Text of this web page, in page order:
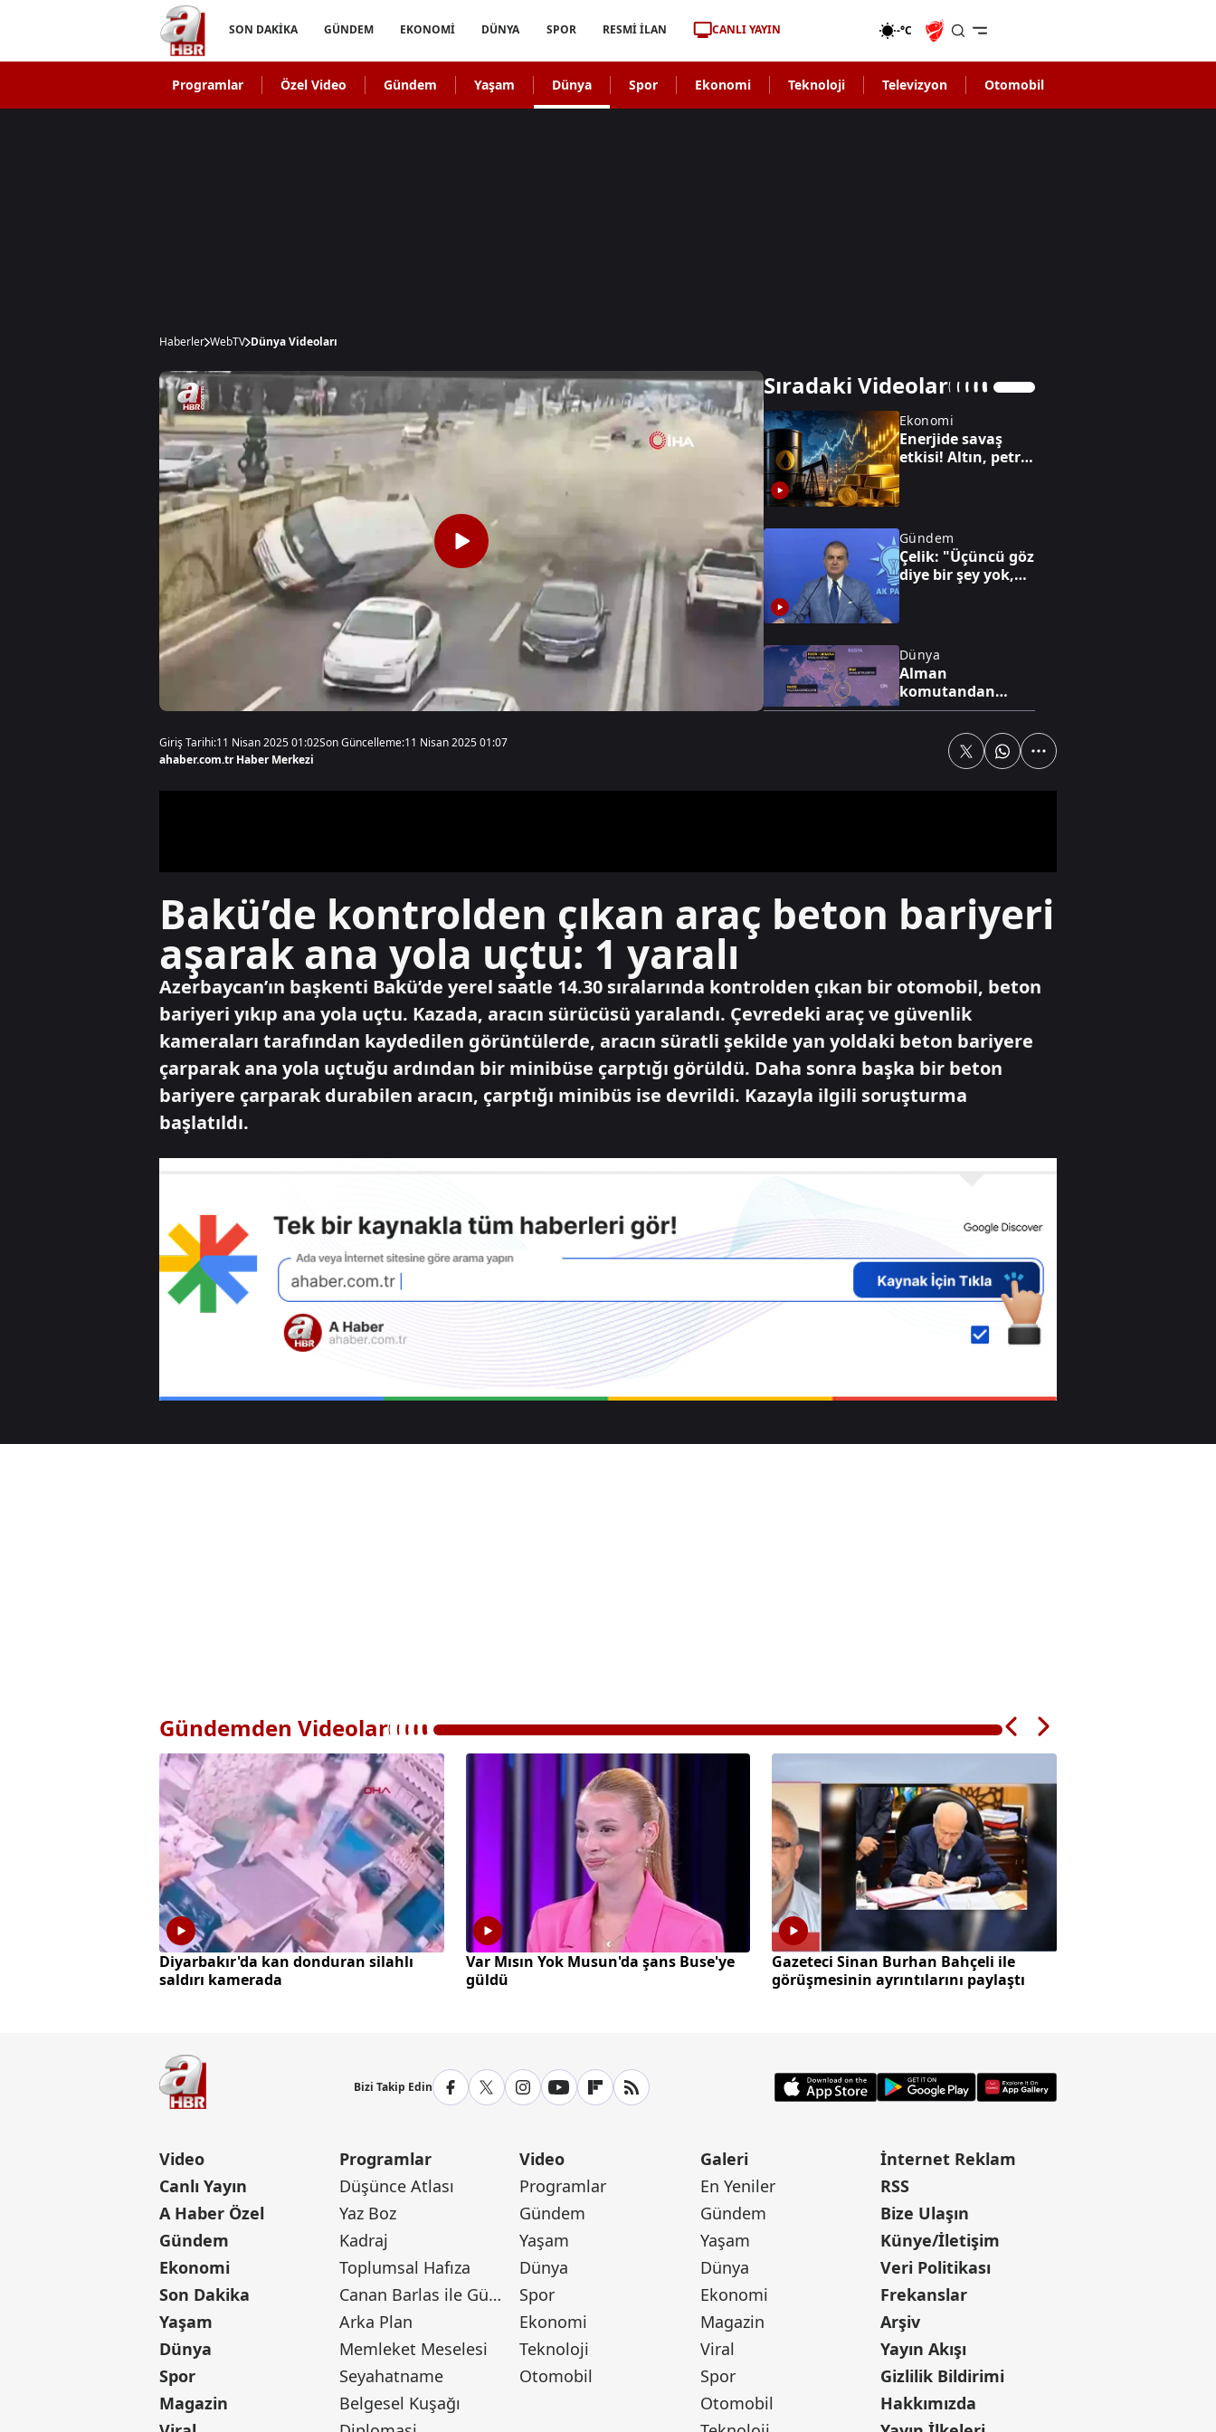
SON DAKİKA GÜNDEM EKONOMİ DÜNYA SPOR RESMİ İLAN CANLI YAYIN -°C
Programlar Özel Video Gündem Yaşam Dünya Spor Ekonomi Teknoloji Televizyon Otomobil
Haberler WebTV Dünya Videoları
Sıradaki Videolar
Ekonomi
Enerjide savaş
etkisi! Altın, petrol
Gündem
Çelik: "Üçüncü göz
diye bir şey yok,
Dünya
Alman
komutandan
nükleer kıyamet
nükleer kış
yaşayabiliriz"
FETÖ'nün kritik
Başkan Vekilliği
seçimlerinde oy
iptali skandalı!
Spor
Dünya yıldızı
Salah Trabzon'da
Giriş Tarihi:11 Nisan 2025 01:02Son Güncelleme:11 Nisan 2025 01:07
ahaber.com.tr Haber Merkezi
Bakü’de kontrolden çıkan araç beton bariyeri
aşarak ana yola uçtu: 1 yaralı
Azerbaycan’ın başkenti Bakü’de yerel saatle 14.30 sıralarında kontrolden çıkan bir otomobil, beton
bariyeri yıkıp ana yola uçtu. Kazada, aracın sürücüsü yaralandı. Çevredeki araç ve güvenlik
kameraları tarafından kaydedilen görüntülerde, aracın süratli şekilde yan yoldaki beton bariyere
çarparak ana yola uçtuğu ardından bir minibüse çarptığı görüldü. Daha sonra başka bir beton
bariyere çarparak durabilen aracın, çarptığı minibüs ise devrildi. Kazayla ilgili soruşturma
başlatıldı.
Gündemden Videolar
Diyarbakır'da kan donduran silahlı
saldırı kamerada
Var Mısın Yok Musun'da şans Buse'ye
güldü
Gazeteci Sinan Burhan Bahçeli ile
görüşmesinin ayrıntılarını paylaştı
Bizi Takip Edin
Video
Canlı Yayın
A Haber Özel
Gündem
Ekonomi
Son Dakika
Yaşam
Dünya
Spor
Magazin
Programlar
Düşünce Atlası
Yaz Boz
Kadraj
Toplumsal Hafıza
Canan Barlas ile Gündem
Arka Plan
Memleket Meselesi
Seyahatname
Belgesel Kuşağı
Video
Programlar
Gündem
Yaşam
Dünya
Spor
Ekonomi
Teknoloji
Otomobil
Galeri
En Yeniler
Gündem
Yaşam
Dünya
Ekonomi
Magazin
Viral
Spor
Otomobil
İnternet Reklam
RSS
Bize Ulaşın
Künye/İletişim
Veri Politikası
Frekanslar
Arşiv
Yayın Akışı
Gizlilik Bildirimi
Hakkımızda